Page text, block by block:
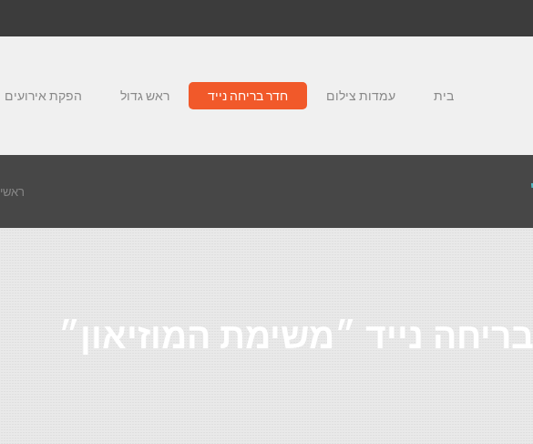
בית עמדות צילום חדר בריחה נייד ראש גדול הפקת אירועים
ראשי
נייד ״משימת המוזיאון״